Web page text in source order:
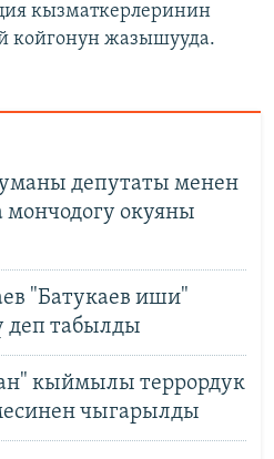
кызматкерлеринин
койгонун жазышууда.
депутаты менен
окуяны
"Батукаев иши"
деп табылды
кыймылы террордук
чыгарылды